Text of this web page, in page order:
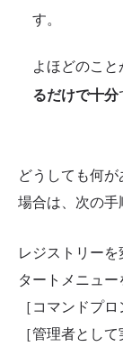
す。
よほどのこと
るだけで十分
どうしても何
場合は、次の手
レジストリー
タートメニュー
［コマンドプ
［管理者とし